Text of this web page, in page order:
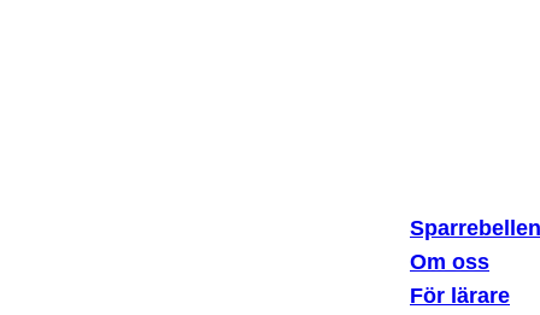
Sparrebellen
Om oss
För lärare